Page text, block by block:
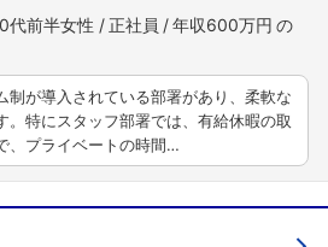
代前半女性 正社員 年収600万円
制が導入されている部署があり、柔軟な
。特にスタッフ部署では、有給休暇の取
、プライベートの時間…